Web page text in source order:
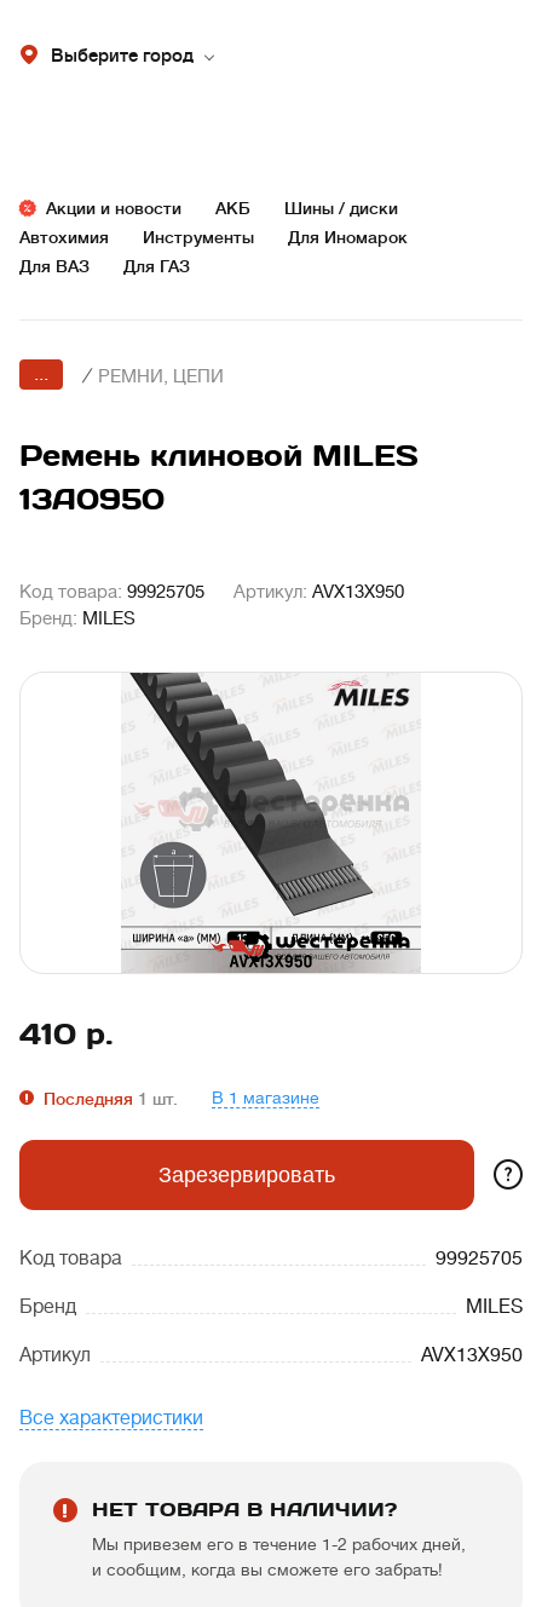
Выберите город
Акции и новости АКБ
Шины / диски
Автохимия
Инструменты
Для Иномарок
Для ВАЗ
Для ГАЗ
... / РЕМНИ, ЦЕПИ
Ремень клиновой MILES
13A0950
Код товара: 99925705 Артикул: AVX13X950
Бренд: MILES
410 р.
Последняя 1 шт. В 1 магазине
Зарезервировать ?
Код товара 99925705
Бренд MILES
Артикул AVX13X950
Все характеристики
НЕТ ТОВАРА В НАЛИЧИИ?
Мы привезем его в течение 1-2 рабочих дней,
и сообщим, когда вы сможете его забрать!